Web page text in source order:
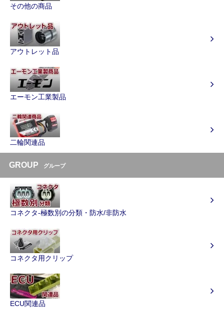
その他の商品
アウトレット品
エーモン工業製品
二輪関連品
GROUP グループ
コネクタ-極数別の分類・防水/非防水
コネクタ用クリップ
ECU関連品